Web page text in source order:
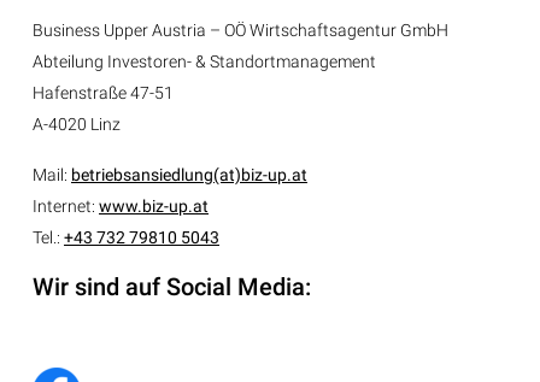
Business Upper Austria – OÖ Wirtschaftsagentur GmbH
Abteilung Investoren- & Standortmanagement
Hafenstraße 47-51
A-4020 Linz
Mail: betriebsansiedlung(at)biz-up.at
Internet: www.biz-up.at
Tel.: +43 732 79810 5043
Wir sind auf Social Media: